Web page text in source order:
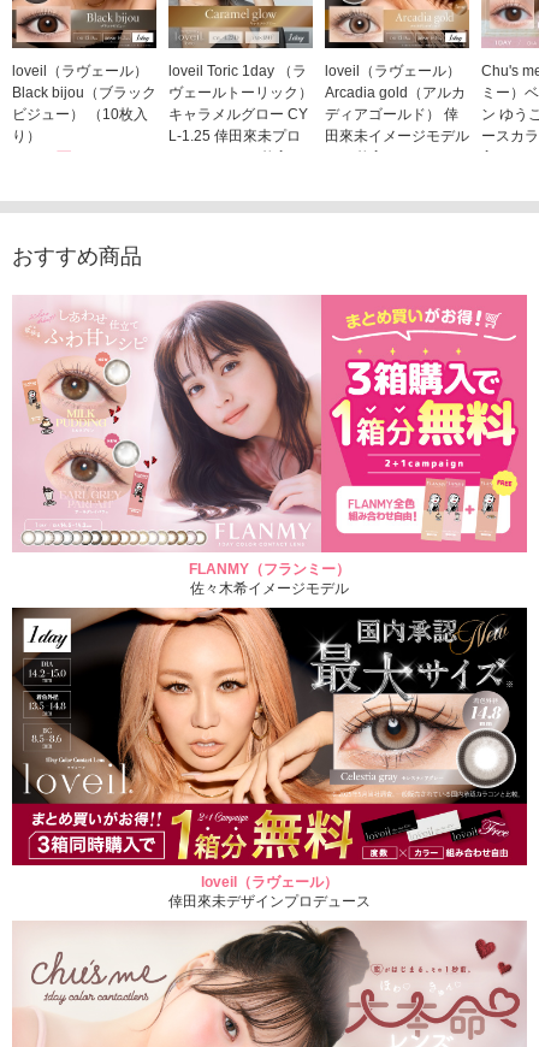
loveil（ラヴェール）
Black bijou（ブラック
ビジュー） （10枚入
り）
loveil Toric 1day （ラ
ヴェールトーリック）
キャラメルグロー CY
L-1.25 倖田來未プロ
1,760円(税込)
loveil（ラヴェール）
Arcadia gold（アルカ
ディアゴールド） 倖
田來未イメージモデル
Chu's
ミー）
ン ゆう
ースカ
おすすめ商品
FLANMY（フランミー）
佐々木希イメージモデル
loveil（ラヴェール）
倖田來未デザインプロデュース